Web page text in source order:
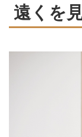
遠くを